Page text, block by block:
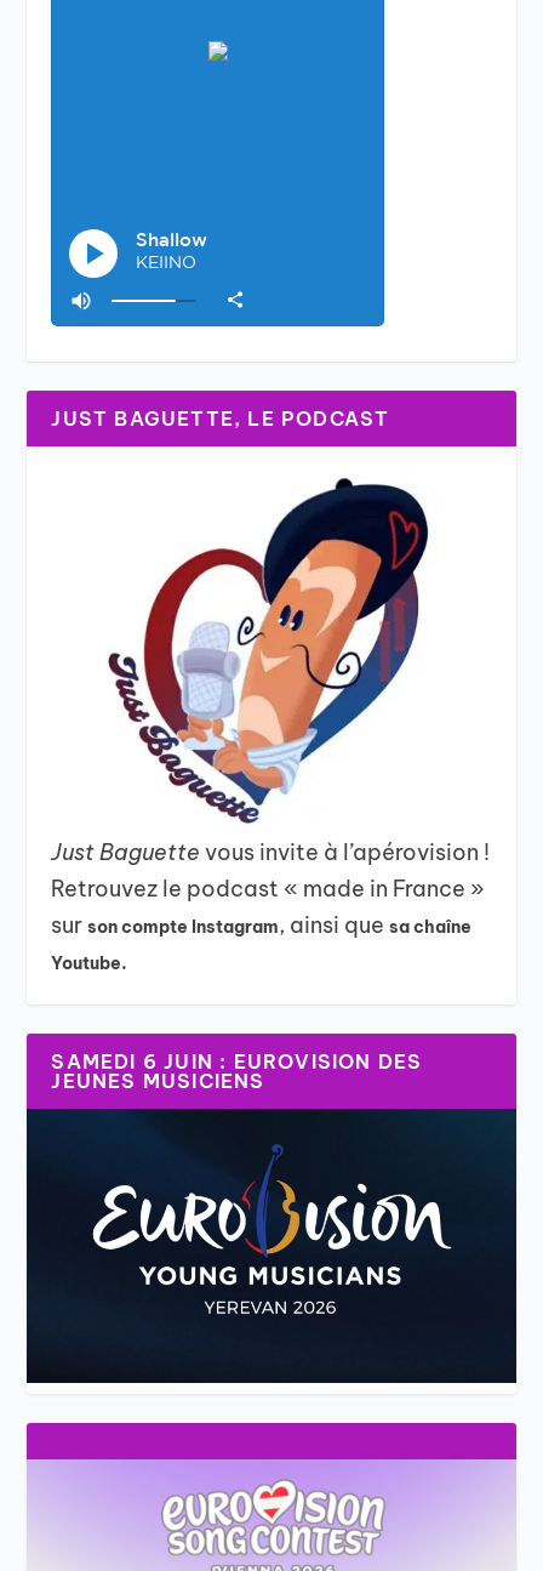
JUST BAGUETTE, LE PODCAST
Just Baguettevous invite à l’apérovision !
Retrouvez le podcast « made in France »
surson compte Instagram, ainsi quesa chaîne
Youtube.
SAMEDI 6 JUIN : EUROVISION DES
JEUNES MUSICIENS